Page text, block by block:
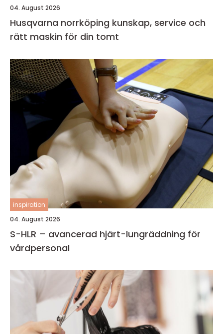
04. August 2026
Husqvarna norrköping kunskap, service och
rätt maskin för din tomt
inspiration
04. August 2026
S-HLR – avancerad hjärt-lungräddning för
vårdpersonal